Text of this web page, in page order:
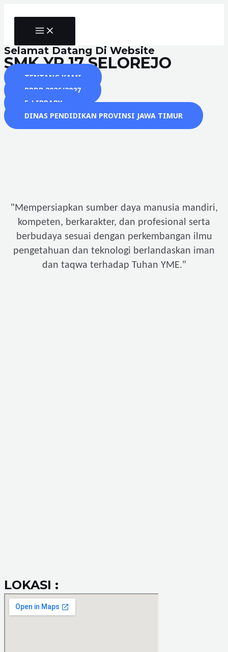
MAIN
MENU
Selamat Datang Di Website
SMK YP 17 SELOREJO
TENTANG KAMI
PPDB 2026/2027
E-LIBRARY
DINAS PENDIDIKAN PROVINSI JAWA TIMUR
"Mempersiapkan sumber daya manusia mandiri,
kompeten, berkarakter, dan profesional serta
berbudaya sesuai dengan perkembangan ilmu
pengetahuan dan teknologi berlandaskan iman
dan taqwa terhadap Tuhan YME."
LOKASI :